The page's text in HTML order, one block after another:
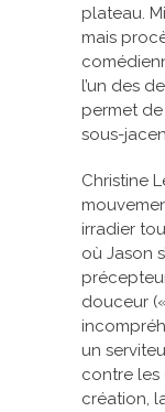
plateau.
mais
l’un des
permet
sous-
Christine
irradier
où Jason
douceur
un
contre
création,